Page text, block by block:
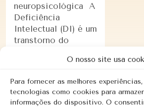
O nosso site usa
Para fornecer as melhores experiências,
tecnologias como cookies para
informações do dispositivo. O
neuropsicológica A
Deficiência
Intelectual (DI) é um
transtorno do
caracterizado por
significativas …